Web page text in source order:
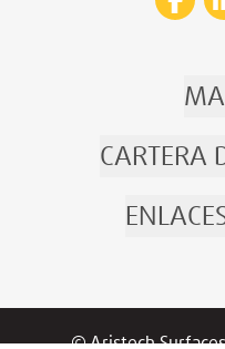
CARTERA
© Aristech